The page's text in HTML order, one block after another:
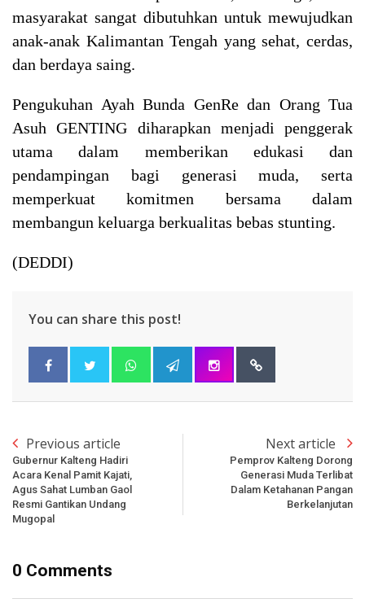
masyarakat sangat dibutuhkan untuk mewujudkan
anak-anak Kalimantan Tengah yang sehat, cerdas,
dan berdaya saing.
Pengukuhan Ayah Bunda GenRe dan Orang Tua
Asuh GENTING diharapkan menjadi penggerak
utama dalam memberikan edukasi dan
pendampingan bagi generasi muda, serta
memperkuat komitmen bersama dalam
membangun keluarga berkualitas bebas stunting.
(DEDDI)
You can share this post!
Previous article
Gubernur Kalteng Hadiri
Acara Kenal Pamit Kajati,
Agus Sahat Lumban Gaol
Resmi Gantikan Undang
Mugopal
Next article
Pemprov Kalteng Dorong
Generasi Muda Terlibat
Dalam Ketahanan Pangan
Berkelanjutan
0 Comments